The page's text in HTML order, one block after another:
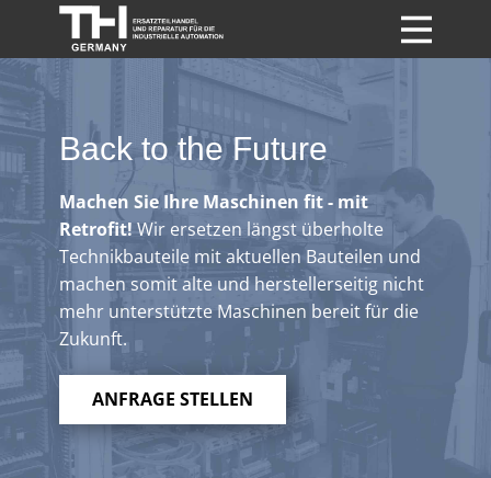
Leistungen
Stellenangebote
Anfrage
Kontakt
Zum Shop
Back to the Future
Machen Sie Ihre Maschinen fit - mit
Retrofit!Wir ersetzen längst überholte
Technikbauteile mit aktuellen Bauteilen und
machen somit alte und herstellerseitig nicht
mehr unterstützte Maschinen bereit für die
Zukunft.
ANFRAGE STELLEN